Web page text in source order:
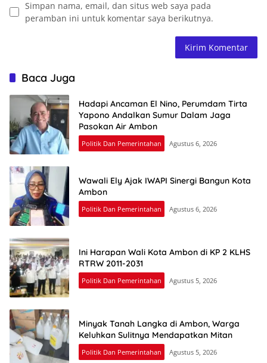
Simpan nama, email, dan situs web saya pada
peramban ini untuk komentar saya berikutnya.
Baca Juga
Hadapi Ancaman El Nino, Perumdam Tirta
Yapono Andalkan Sumur Dalam Jaga
Pasokan Air Ambon
Politik Dan Pemerintahan Agustus 6, 2026
Wawali Ely Ajak IWAPI Sinergi Bangun Kota
Ambon
Politik Dan Pemerintahan Agustus 6, 2026
Ini Harapan Wali Kota Ambon di KP 2 KLHS
RTRW 2011-2031
Politik Dan Pemerintahan Agustus 5, 2026
Minyak Tanah Langka di Ambon, Warga
Keluhkan Sulitnya Mendapatkan Mitan
Politik Dan Pemerintahan Agustus 5, 2026